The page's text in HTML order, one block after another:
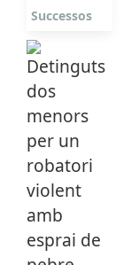
Successos